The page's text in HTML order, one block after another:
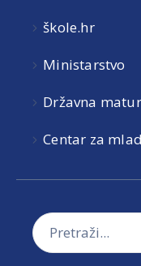
škole.hr
Ministarstvo
Državna
Centar za